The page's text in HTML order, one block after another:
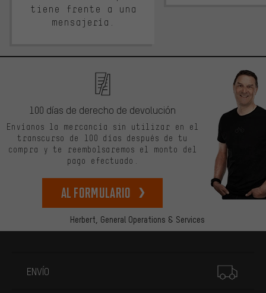
tiene frente a una
mensajería.
Herbert, General Operations & Services
100 días de derecho de devolución
Envíanos la mercancía sin utilizar en el
transcurso de 100 días después de tu
compra y te reembolsaremos el monto del
pago efectuado.
Al formulario
ENVÍO